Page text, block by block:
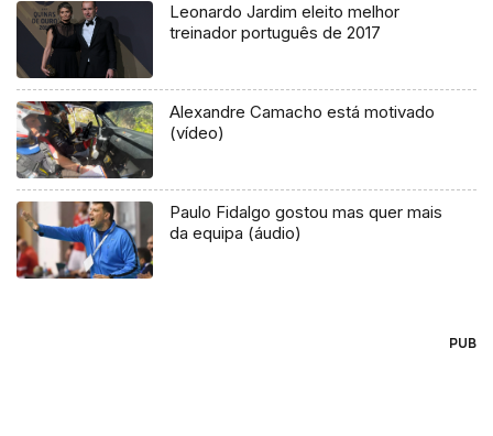
Leonardo Jardim eleito melhor
treinador português de 2017
Alexandre Camacho está motivado
(vídeo)
Paulo Fidalgo gostou mas quer mais
da equipa (áudio)
PUB